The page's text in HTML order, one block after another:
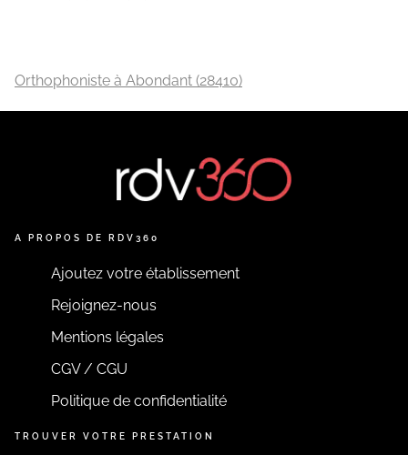
Orthophoniste à Abondant (28410)
A PROPOS DE RDV360
Ajoutez votre établissement
Rejoignez-nous
Mentions légales
CGV / CGU
Politique de confidentialité
TROUVER VOTRE PRESTATION